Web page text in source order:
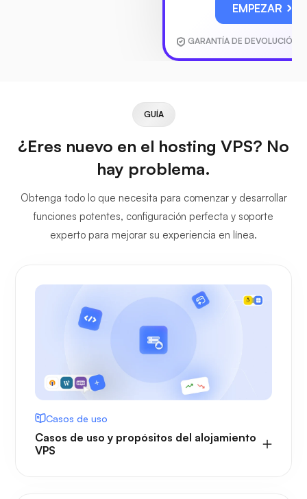
EMPEZAR
GARANTÍA DE DEVOLUCIÓN
GUÍA
¿Eres nuevo en el hosting VPS? No
hay problema.
Obtenga todo lo que necesita para comenzar y desarrollar
funciones potentes, configuración perfecta y soporte
experto para mejorar su experiencia en línea.
Casos de uso
Casos de uso y propósitos del alojamiento
VPS